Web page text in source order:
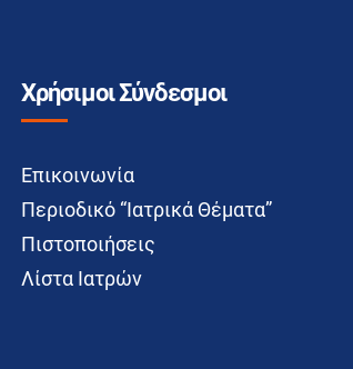
Χρήσιμοι Σύνδεσμοι
Επικοινωνία
Περιοδικό “Ιατρικά Θέματα”
Πιστοποιήσεις
Λίστα Ιατρών